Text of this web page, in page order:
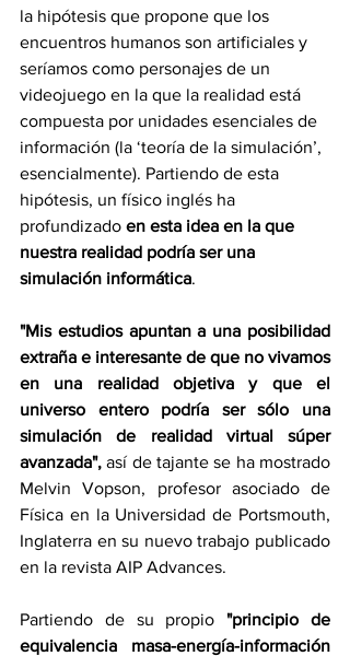
la hipótesis que propone que los
encuentros humanos son artificiales y
seríamos como personajes de un
videojuego en la que la realidad está
compuesta por unidades esenciales de
información (la ‘teoría de la simulación’,
esencialmente). Partiendo de esta
hipótesis, un físico inglés ha
profundizado en esta idea en la que
nuestra realidad podría ser una
simulación informática.
"Mis estudios apuntan a una posibilidad
extraña e interesante de que no vivamos
en una realidad objetiva y que el
universo entero podría ser sólo una
simulación de realidad virtual súper
avanzada", así de tajante se ha mostrado
Melvin Vopson, profesor asociado de
Física en la Universidad de Portsmouth,
Inglaterra en su nuevo trabajo publicado
en la revista AIP Advances.
Partiendo de su propio "principio de
equivalencia masa-energía-información